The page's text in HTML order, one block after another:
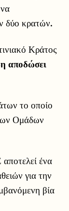
δύο κρατών.
Κράτος
αποδώσει
το οποίο
Ομάδων
ένα
για την
βία